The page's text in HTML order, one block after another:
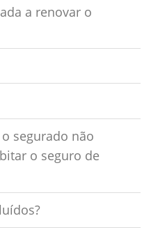
a renovar o
segurado não
o seguro de